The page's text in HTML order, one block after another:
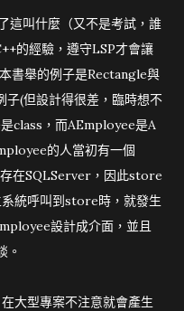
這叫什麼（又不是考試，誰
的經驗，遵守LSP才會讓
書舉的例子是Rectangle與
子(但設計得很差，臨時想不
class，而AEmployee是A
的人當初有一個
在SQLServer，因此store
統呼叫到store時，就發生
設計成介面，並且
。
大型專案不注意就會產生